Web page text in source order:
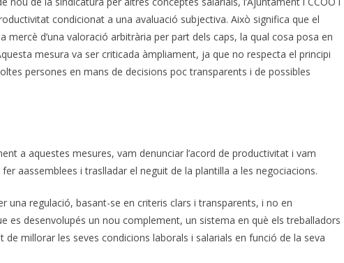
condicionat a una avaluació subjectiva. Això significa que el
mercè d’una valoració arbitrària per part dels caps, la qual cosa posa en
mesura va ser criticada àmpliament, ja que no respecta el principi
persones en mans de decisions poc transparents i de possibles
a aquestes mesures, vam denunciar l’acord de productivitat i vam
aassemblees i traslladar el neguit de la plantilla a les negociacions.
una regulació, basant-se en criteris clars i transparents, i no en
es desenvolupés un nou complement, un sistema en què els treballadors
millorar les seves condicions laborals i salarials en funció de la seva